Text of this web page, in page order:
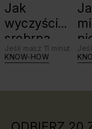
Jak
wyczyścić
srebrną
biżuterię?
Jeśli masz 11 minut
KNOW-HOW